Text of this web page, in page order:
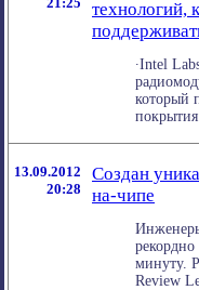
технологий,
∙Intel
который
13.09.2012
20:28
Создан
на-чипе
минуту.
Review